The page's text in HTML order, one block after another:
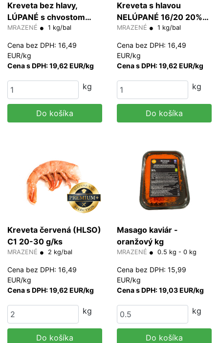
Kreveta bez hlavy,
LÚPANÉ s chvostom
16/20 20% glazúra
(PDTO)
MRAZENÉ 1 kg/bal
Cena bez DPH: 16,49
EUR/kg
Cena s DPH: 19,62 EUR/kg
kg
Do košíka
Kreveta s hlavou
NELÚPANÉ 16/20 20%
glazúra (HOSO)
MRAZENÉ 1 kg/bal
Cena bez DPH: 16,49
EUR/kg
Cena s DPH: 19,62 EUR/kg
kg
Do košíka
Kreveta červená (HLSO)
C1 20-30 g/ks
MRAZENÉ 2 kg/bal
Cena bez DPH: 16,49
EUR/kg
Cena s DPH: 19,62 EUR/kg
kg
Do košíka
Masago kaviár -
oranžový kg
MRAZENÉ 0.5 kg - 0 kg
Cena bez DPH: 15,99
EUR/kg
Cena s DPH: 19,03 EUR/kg
kg
Do košíka